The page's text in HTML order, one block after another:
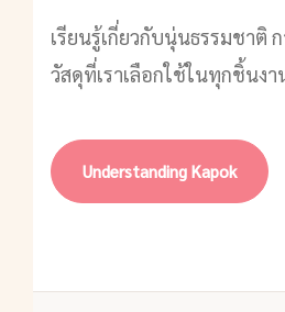
เรียนรู้เกี่ยวกับนุ่นธรรมชาติ
วัสดุที่เราเลือกใช้ในทุกชิ้นงา
Understanding Kapok